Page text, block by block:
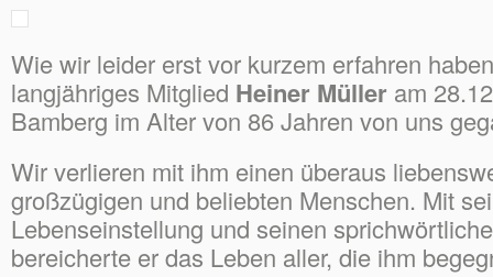
Wie wir leider erst vor kurzem erfahren
langjähriges Mitglied Heiner Müller am
Bamberg im Alter von 86 Jahren von uns
Wir verlieren mit ihm einen überaus
großzügigen und beliebten Menschen. Mit
Lebenseinstellung und seinen
bereicherte er das Leben aller, die ihm